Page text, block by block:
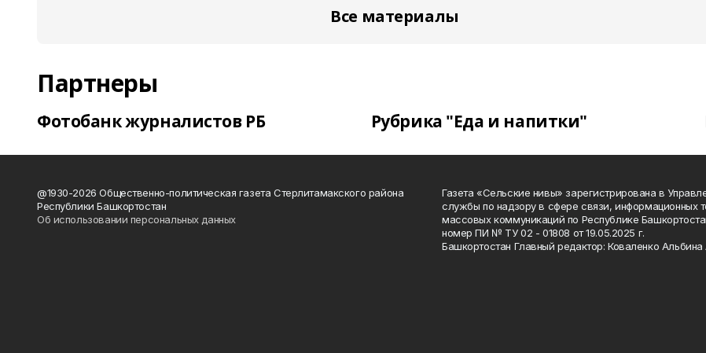
Все материалы
Партнеры
Фотобанк журналистов РБ Рубрика "Еда и напитки"
@1930-2026 Общественно-политическая газета Стерлитамакского района
Республики Башкортостан
Об использовании персональных данных
Газета «Сельские нивы» зарегистрирована в
службы по надзору в сфере связи, информационных
массовых коммуникаций по Республике
номер ПИ № ТУ 02 - 01808 от 19.05.2025 г.
Башкортостан Главный редактор: Коваленко Альбина